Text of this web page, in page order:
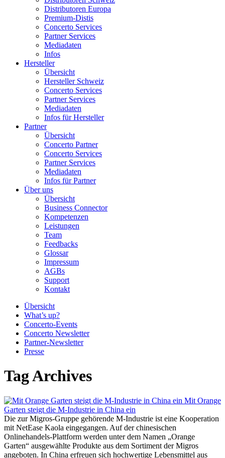
Distributoren Europa
Premium-Distis
Concerto Services
Partner Services
Mediadaten
Infos
Hersteller
Übersicht
Hersteller Schweiz
Concerto Services
Partner Services
Mediadaten
Infos für Hersteller
Partner
Übersicht
Concerto Partner
Concerto Services
Partner Services
Mediadaten
Infos für Partner
Über uns
Übersicht
Business Connector
Kompetenzen
Leistungen
Team
Feedbacks
Glossar
Impressum
AGBs
Support
Kontakt
Übersicht
What’s up?
Concerto-Events
Concerto Newsletter
Partner-Newsletter
Presse
Tag Archives
Mit Orange
Garten steigt die M-Industrie in China ein
Die zur Migros-Gruppe gehörende M-Industrie ist eine Kooperation
mit NetEase Kaola eingegangen. Auf der chinesischen
Onlinehandels-Plattform werden unter dem Namen „Orange
Garten“ ausgewählte Produkte aus dem Sortiment der Migros
angeboten. In China erfreuen sich hochwertige Lebensmittel aus